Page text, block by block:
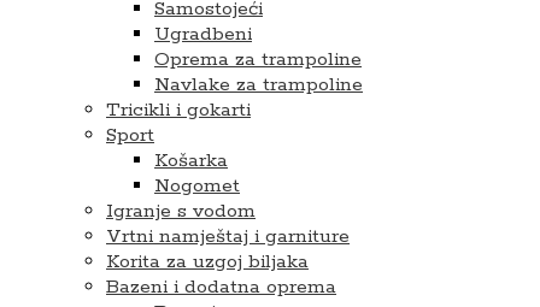
Samostojeći
Ugradbeni
Oprema za trampoline
Navlake za trampoline
Tricikli i gokarti
Sport
Košarka
Nogomet
Igranje s vodom
Vrtni namještaj i garniture
Korita za uzgoj biljaka
Bazeni i dodatna oprema